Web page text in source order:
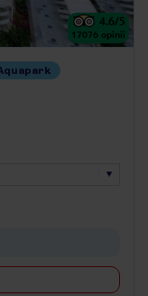
4.6/5
17076 opinii